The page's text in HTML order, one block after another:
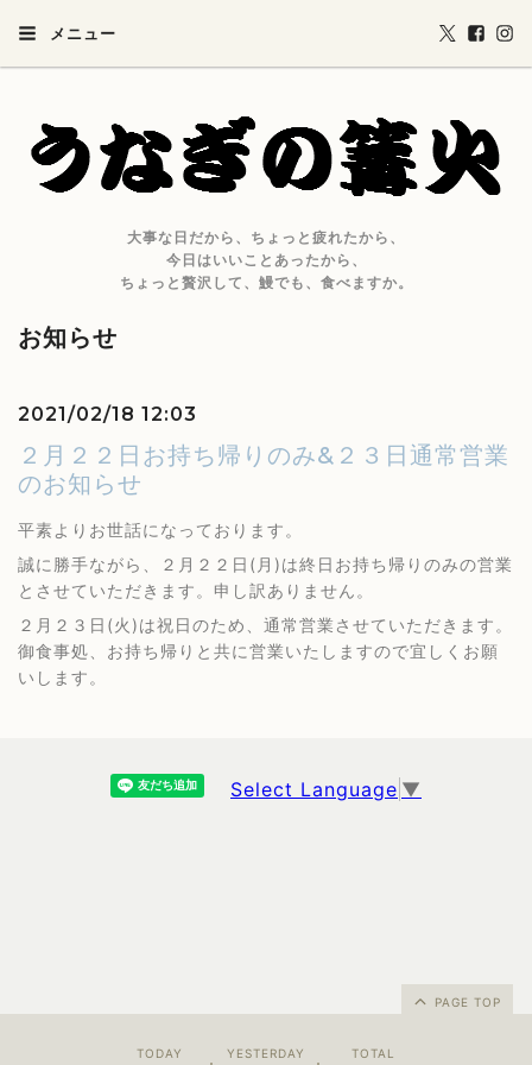
メニュー
大事な日だから、ちょっと疲れたから、
今日はいいことあったから、
ちょっと贅沢して、鰻でも、食べますか。
お知らせ
2021/02/18 12:03
２月２２日お持ち帰りのみ&２３日通常営業
のお知らせ
平素よりお世話になっております。
誠に勝手ながら、２月２２日(月)は終日お持ち帰りのみの営業
とさせていただきます。申し訳ありません。
２月２３日(火)は祝日のため、通常営業させていただきます。
御食事処、お持ち帰りと共に営業いたしますので宜しくお願
いします。
Select Language ▼
PAGE TOP
TODAY YESTERDAY TOTAL